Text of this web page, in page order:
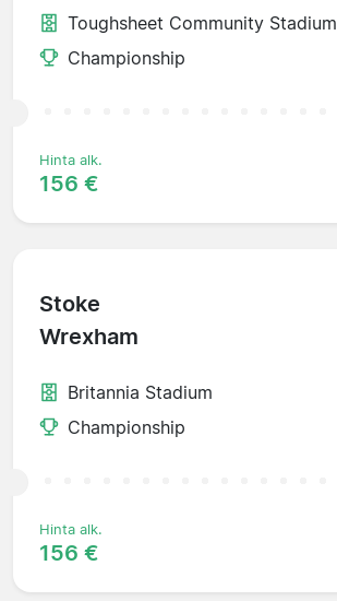
Toughsheet Community Stadium
Championship
Hinta alk.
156 €
Stoke
Wrexham
Britannia Stadium
Championship
Hinta alk.
156 €